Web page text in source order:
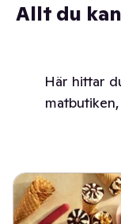
Allt du
Här hittar